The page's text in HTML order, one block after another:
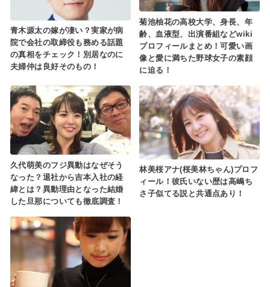
青木源太の嫁が凄い？実家が病
院で会社の取締役も務める話題
の真相をチェック！別居なのに
夫婦仲は良好そのもの！
菊池柚花の高校大学、身長、年
齢、血液型、出演番組などwiki
プロフィールまとめ！可愛い画
像と愛に満ちた野球女子の素顔
に迫る！
久代萌美のフジ異動はなぜそう
なった？退社から吉本入社の経
緯とは？異動理由となった結婚
した旦那についても徹底調査！
林美桜アナ(桜美林ちゃん)プロフ
ィール！彼氏いない歴は高嶋ち
さ子似てる説と共通点あり！